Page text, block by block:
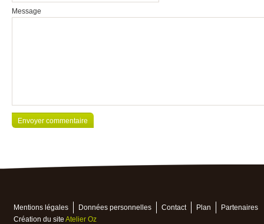
Message
Mentions légales Données personnelles Contact Plan
Partenaires
Création du site Atelier Oz